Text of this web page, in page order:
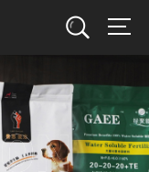
検索